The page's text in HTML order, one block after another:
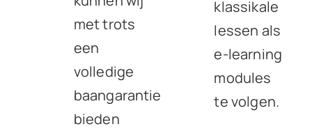
met trots
een
volledige
baangarantie
bieden
klassikale
lessen als
e-learning
modules
te volgen.